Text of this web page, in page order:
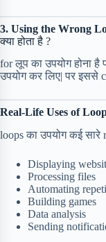
3. Using the Wrong
क्या होता है ?
for लूप का उपयोग होना
उपयोग कर लिए| पर इससे
Real-Life Uses of
loops का उपयोग कई सारे
Displaying
Processing files
Automating
Building games
Data analysis
Sending